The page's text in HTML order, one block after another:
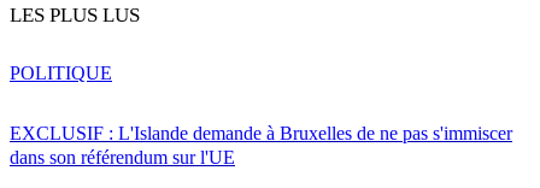
LES PLUS LUS
EXCLUSIF : L'Islande demande à Bruxelles de ne pas s'immiscer
dans son référendum sur l'UE
POLITIQUE